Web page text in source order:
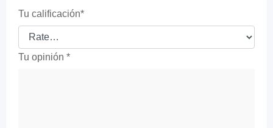
Tu calificación*
Tu opinión *